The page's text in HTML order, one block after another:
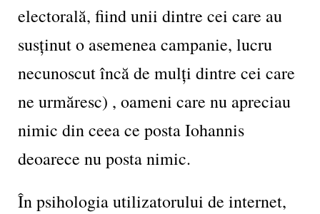
electorală, fiind unii dintre cei care au
susținut o asemenea campanie, lucru
necunoscut încă de mulți dintre cei care
ne urmăresc) , oameni care nu apreciau
nimic din ceea ce posta Iohannis
deoarece nu posta nimic.
În psihologia utilizatorului de internet,